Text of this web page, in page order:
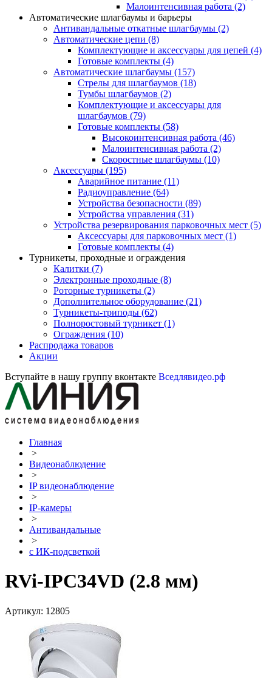
Малоинтенсивная работа (2)
Автоматические шлагбаумы и барьеры
Антивандальные откатные шлагбаумы (2)
Автоматические цепи (8)
Комплектующие и аксессуары для цепей (4)
Готовые комплекты (4)
Автоматические шлагбаумы (157)
Стрелы для шлагбаумов (18)
Тумбы шлагбаумов (2)
Комплектующие и аксессуары для
шлагбаумов (79)
Готовые комплекты (58)
Высокоинтенсивная работа (46)
Малоинтенсивная работа (2)
Скоростные шлагбаумы (10)
Аксессуары (195)
Аварийное питание (11)
Радиоуправление (64)
Устройства безопасности (89)
Устройства управления (31)
Устройства резервирования парковочных мест (5)
Аксессуары для парковочных мест (1)
Готовые комплекты (4)
Турникеты, проходные и ограждения
Калитки (7)
Электронные проходные (8)
Роторные турникеты (2)
Дополнительное оборудование (21)
Турникеты-триподы (62)
Полноростовый турникет (1)
Ограждения (10)
Распродажа товаров
Акции
Вступайте в нашу группу вконтакте Вседлявидео.рф
Главная
>
Видеонаблюдение
>
IP видеонаблюдение
>
IP-камеры
>
Антивандальные
>
с ИК-подсветкой
RVi-IPC34VD (2.8 мм)
Артикул: 12805